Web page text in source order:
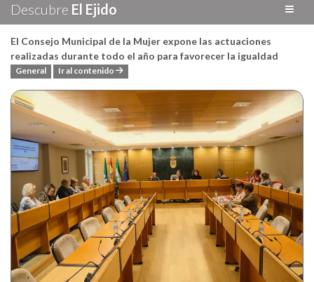
Descubre El Ejido
El Consejo Municipal de la Mujer expone las actuaciones
realizadas durante todo el año para favorecer la igualdad
General Ir al contenido